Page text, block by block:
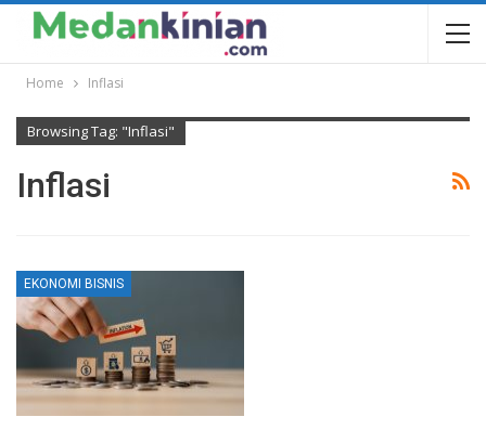
Home Inflasi
Browsing Tag: "Inflasi"
Inflasi
EKONOMI BISNIS